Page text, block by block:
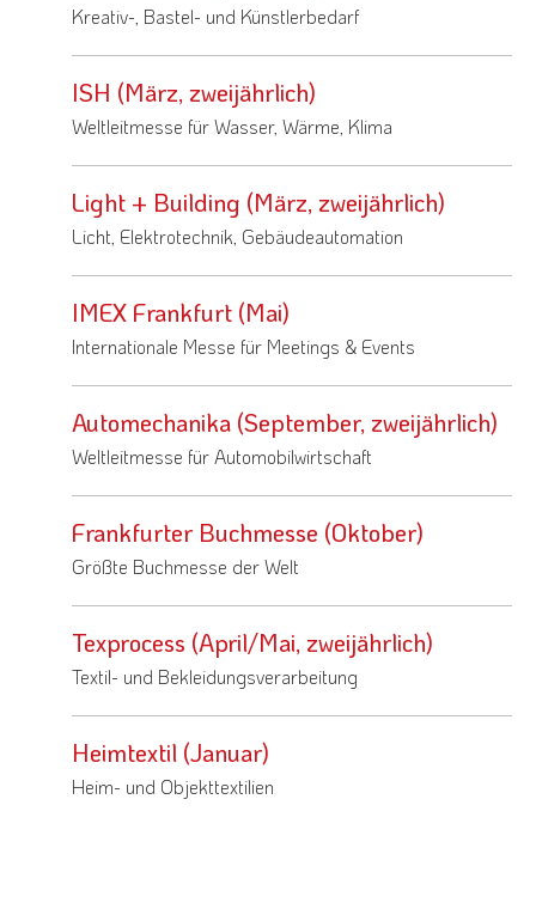
Kreativ-, Bastel- und Künstlerbedarf
ISH (März, zweijährlich)
Weltleitmesse für Wasser, Wärme, Klima
Light + Building (März, zweijährlich)
Licht, Elektrotechnik, Gebäudeautomation
IMEX Frankfurt (Mai)
Internationale Messe für Meetings & Events
Automechanika (September, zweijährlich)
Weltleitmesse für Automobilwirtschaft
Frankfurter Buchmesse (Oktober)
Größte Buchmesse der Welt
Texprocess (April/Mai, zweijährlich)
Textil- und Bekleidungsverarbeitung
Heimtextil (Januar)
Heim- und Objekttextilien